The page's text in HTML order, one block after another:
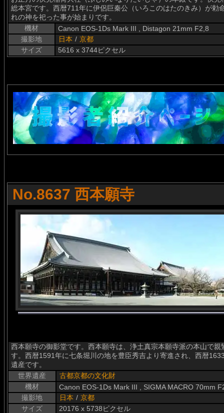
総本宮です。西暦711年に伊侶巨秦公（いろこのはたのきみ）が勅
れの神を祀った事が始まりです。
機材
Canon EOS-1Ds Mark III , Distagon 21mm F2,8
撮影地
日本 / 京都
サイズ
5616 x 3744ピクセル
No.8637 西本願寺
西本願寺の御影堂です。西本願寺は、浄土真宗本願寺派の本山で
す。西暦1591年に七条堀川の地を豊臣秀吉より寄進され、西暦
遺産です。
世界遺産
古都京都の文化財
機材
Canon EOS-1Ds Mark III , SIGMA MACRO 70mm
撮影地
日本 / 京都
サイズ
20176 x 5738ピクセル